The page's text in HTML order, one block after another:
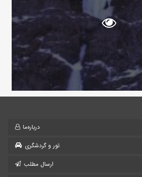
درباره‌ما
تور و گردشگری
ارسال مطلب